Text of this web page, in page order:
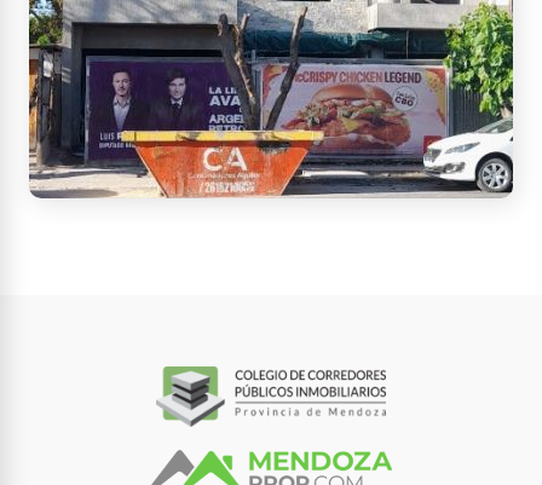
4800 m² Tot.
USD 30.000 Contactar
USD 62.000